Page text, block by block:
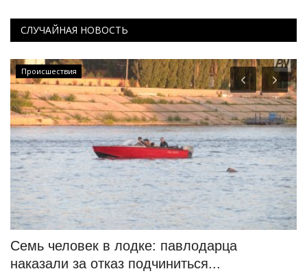
СЛУЧАЙНАЯ НОВОСТЬ
Происшествия
Семь человек в лодке: павлодарца
наказали за отказ подчиниться...